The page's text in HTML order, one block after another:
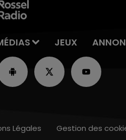
JEUX
Légales Gestion des